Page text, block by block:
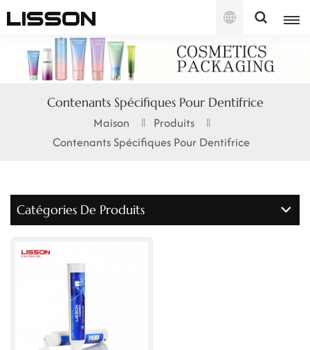
Français
English
français
русский
português
Contenants Spécifiques Pour Dentifrice
Maison
Produits
Contenants Spécifiques Pour Dentifrice
Catégories De Produits